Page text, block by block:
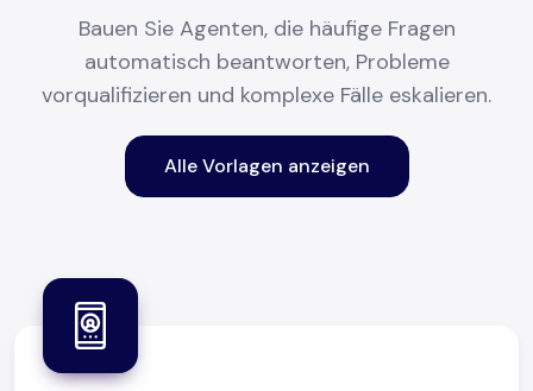
Bauen Sie Agenten, die häufige Fragen
automatisch beantworten, Probleme
vorqualifizieren und komplexe Fälle eskalieren.
Alle Vorlagen anzeigen